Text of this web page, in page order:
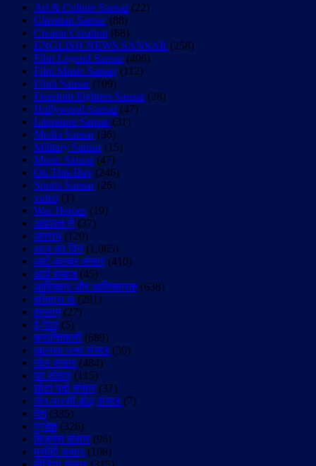
Art & Culture Sansar(22)
Christian Sansar(88)
Creator Creation (68)
ENGLISH NEWS SANSAR (258)
Film Legend Sansar(406)
Film Music Sansar(112)
Filmi Sansar(109)
Freedom Fighters Sansar(28)
Hollywood Sansar(47)
Literature Sansar(31)
Media Sansar(36)
Military Sansar(15)
Music Sansar(47)
On This Day (246)
Sports Sansar(26)
video (1)
War Heroes (19)
अदालत से (37)
अपराध(120)
आज का दिन(1,065)
आर्ट-कल्चर संसार (410)
आर्य समाज(45)
आविष्कार और आविष्कारक (638)
इतिहास से (291)
इस्लाम(27)
ई-पेपर (5)
क्रान्तिकारी (689)
ख़ालसा पन्थ संसार (56)
खेल संसार (484)
घर संसार (115)
छोटा पर्दा संसार (37)
जैन-पारसी-बौद्ध संसार (7)
देश(335)
प्रदेश(326)
बिज़नेस संसार (96)
मसीही संसार (108)